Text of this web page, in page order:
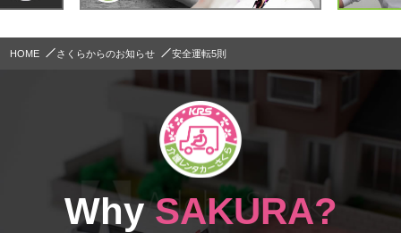
HOME さくらからのお知らせ 安全運転5則
WhySAKURA?